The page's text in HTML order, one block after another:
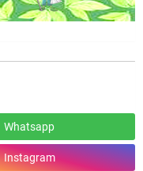
Whatsapp
Instagram